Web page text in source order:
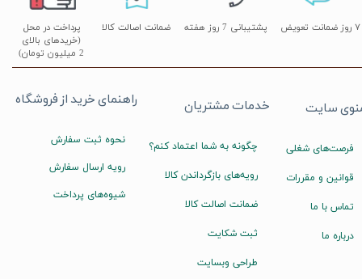
پشتیبانی 7 روز هفته
پرداخت در محل
(خریدهای بالای
2 میلیون تومان)
۷ روز ضمانت تعویض ضمانت اصالت کالا
راهنمای خرید از فروشگاه
نحوه ثبت سفارش
رویه ارسال سفارش
شیوه‌های پرداخت
خدمات مشتریان
چگونه به شما اعتماد کنم؟
رویه‌های بازگرداندن کالا
ضمانت اصالت کالا
ثبت شکایت
طراحی وبسایت
سایت
فرصت‌های شغلی
قوانین و مقررات
تماس با ما
درباره ما